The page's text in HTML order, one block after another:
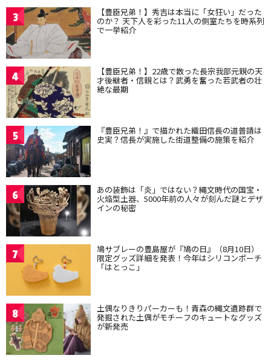
3 【豊臣兄弟！】秀吉は本当に「女狂い」だった
のか？ 天下人を彩った11人の側室たちを時系列
で一挙紹介
4 【豊臣兄弟！】22歳で散った長宗我部元親の天
才後継者・信親とは？武勇を奮った若武者の壮
絶な最期
5 『豊臣兄弟！』で描かれた織田信長の道普請は
史実？信長が実施した街道整備の施策を紹介
6 あの装飾は「炎」ではない？縄文時代の国宝・
火焔型土器、5000年前の人々が刻んだ謎とデザ
インの秘密
7 鳩サブレーの豊島屋が『鳩の日』（8月10日）
限定グッズ詳細を発表！今年はシリコンポーチ
「はとっこ」
8 土偶なりきりパーカーも！青森の縄文遺跡群で
発掘された土偶がモチーフのキュートなグッズ
が新発売